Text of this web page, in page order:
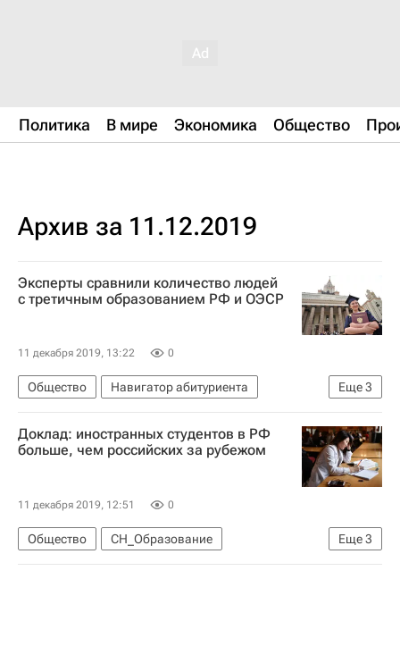
Политика В мире Экономика Общество
Архив за 11.12.2019
Эксперты сравнили количество людей
с третичным образованием РФ и ОЭСР
11 декабря 2019, 13:22 0
Еще3
Общество
Навигатор абитуриента
Российская академия народного хозяйства и государственной службы при Президенте РФ (РАНХиГС)
СН_Образование
Россия
Доклад: иностранных студентов в РФ
больше, чем российских за рубежом
11 декабря 2019, 12:51 0
Еще3
Общество
СН_Образование
Навигатор абитуриента